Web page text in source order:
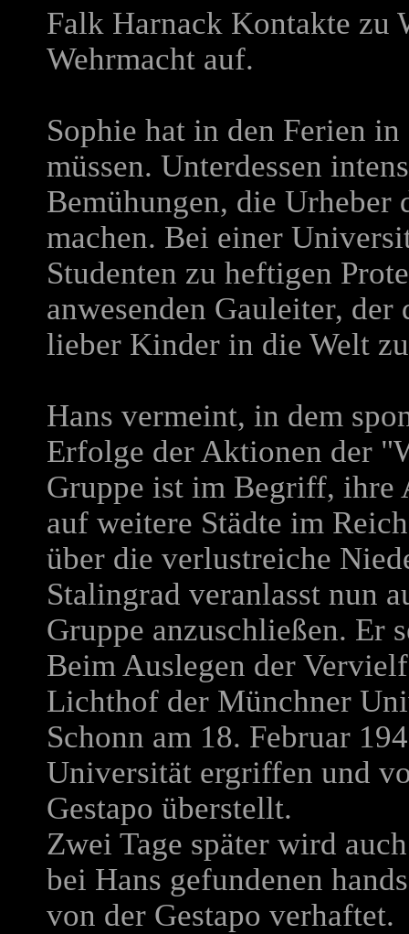
Falk Harnack Kontakte zu
Wehrmacht auf.
Sophie hat in den Ferien
müssen. Unterdessen
Bemühungen, die
machen. Bei einer
Studenten zu heftigen
anwesenden Gauleiter,
lieber Kinder in die Welt
Hans vermeint, in dem
Erfolge der Aktionen der
Gruppe ist im Begriff, ihre
auf weitere Städte im
über die verlustreiche
Stalingrad veranlasst nun
Gruppe anzuschließen. Er
Beim Auslegen der
Lichthof der Münchner
Schonn am 18. Februar
Universität ergriffen und
Gestapo überstellt.
Zwei Tage später wird
bei Hans gefundenen
von der Gestapo verhaftet.